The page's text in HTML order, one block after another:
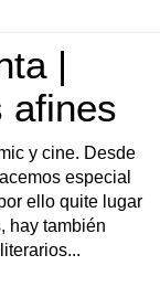
|
afines
y cine. Desde
especial
ello quite lugar
hay también